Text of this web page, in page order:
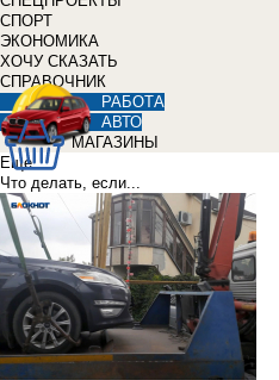
СПОРТ
ЭКОНОМИКА
ХОЧУ СКАЗАТЬ
СПРАВОЧНИК
РАБОТА
АВТО
МАГАЗИНЫ
Еще
Что делать, если...